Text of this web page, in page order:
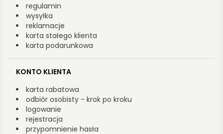
regulamin
wysyłka
reklamacje
karta stałego klienta
karta podarunkowa
KONTO KLIENTA
karta rabatowa
odbiór osobisty - krok po kroku
logowanie
rejestracja
przypomnienie hasła